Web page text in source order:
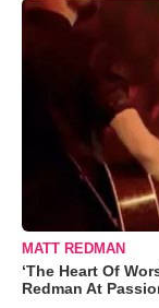
MATT REDMAN
‘The Heart Of
Redman At